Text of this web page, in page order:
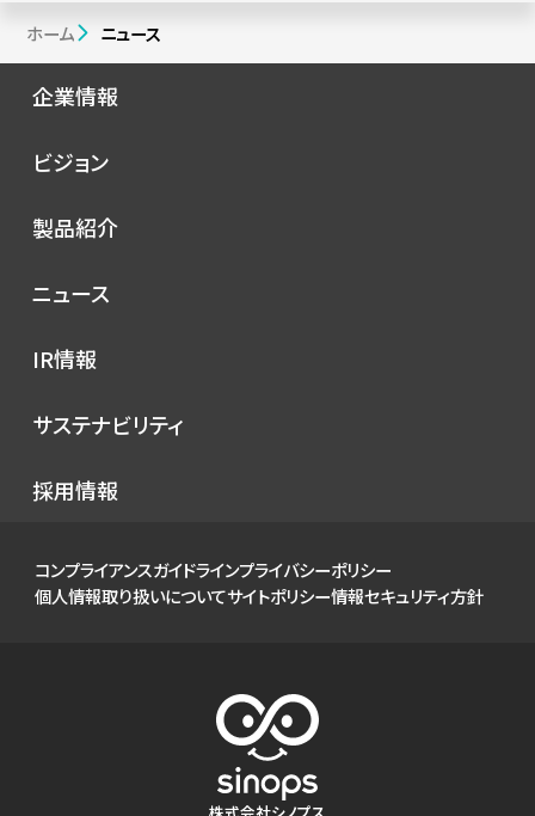
ホーム ニュース
企業情報
会社概要
ビジョン
トップメッセージ
製品紹介
コンセプト
シノプスのこだわり
ニュース
プレスリリース
イベント
お知らせ
IR情報
IRニュース
財務ハイライト
IRライブラリ
サステナビリティ
環境
ガバナンス
採用情報
コンプライアンスガイドラインプライバシーポリシー
個人情報取り扱いについてサイトポリシー情報セキュリティ方針